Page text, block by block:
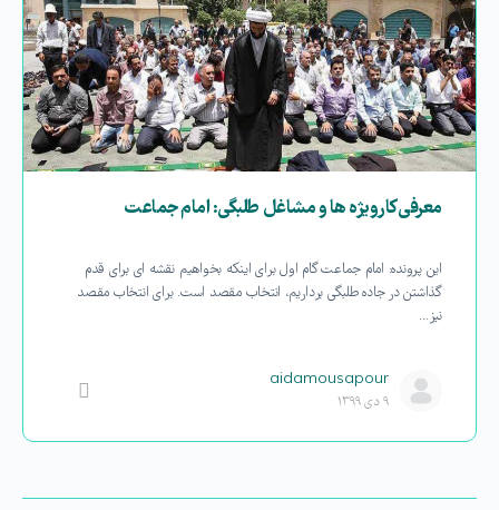
معرفی کارویژه ها و مشاغل طلبگی: امام جماعت
این پرونده: امام جماعت گام اول برای اینکه بخواهیم نقشه ای برای قدم
گذاشتن در جاده طلبگی برداریم، انتخاب مقصد است. برای انتخاب مقصد
نیز…
aidamousapour
۹ دی ۱۳۹۹